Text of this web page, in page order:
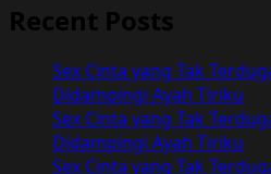
Recent Posts
Sex Cinta yang Tak
Didampingi Ayah Tiriku
Sex Cinta yang Tak
Didampingi Ayah Tiriku
Sex Cinta yang Tak